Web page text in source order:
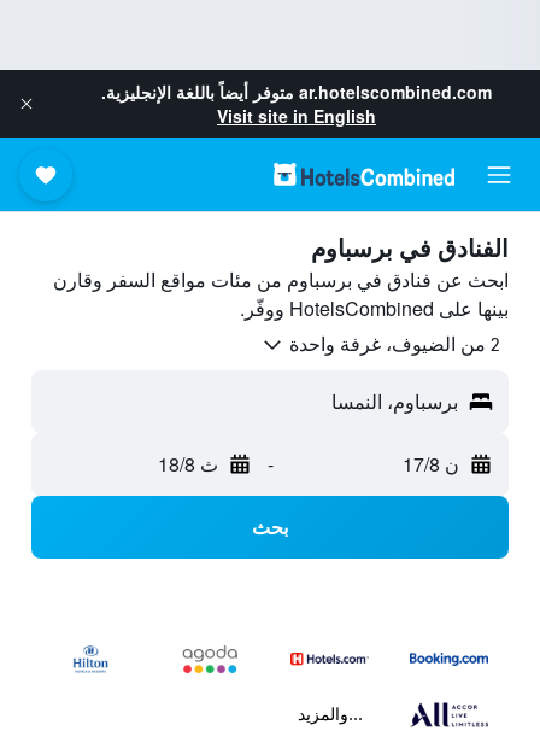
ar.hotelscombined.com متوفر أيضاً باللغة الإنجليزية.
Visit site in English
الفنادق في برسباوم
ابحث عن فنادق في برسباوم من مئات مواقع السفر وقارن
بينها على HotelsCombined ووفّر.
2 من الضيوف، غرفة واحدة
برسباوم، النمسا
ن 17/8 - ث 18/8
بحث
...والمزيد